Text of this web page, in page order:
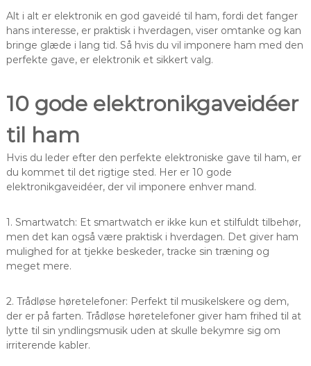
Alt i alt er elektronik en god gaveidé til ham, fordi det fanger
hans interesse, er praktisk i hverdagen, viser omtanke og kan
bringe glæde i lang tid. Så hvis du vil imponere ham med den
perfekte gave, er elektronik et sikkert valg.
10 gode elektronikgaveidéer
til ham
Hvis du leder efter den perfekte elektroniske gave til ham, er
du kommet til det rigtige sted. Her er 10 gode
elektronikgaveidéer, der vil imponere enhver mand.
1. Smartwatch: Et smartwatch er ikke kun et stilfuldt tilbehør,
men det kan også være praktisk i hverdagen. Det giver ham
mulighed for at tjekke beskeder, tracke sin træning og
meget mere.
2. Trådløse høretelefoner: Perfekt til musikelskere og dem,
der er på farten. Trådløse høretelefoner giver ham frihed til at
lytte til sin yndlingsmusik uden at skulle bekymre sig om
irriterende kabler.